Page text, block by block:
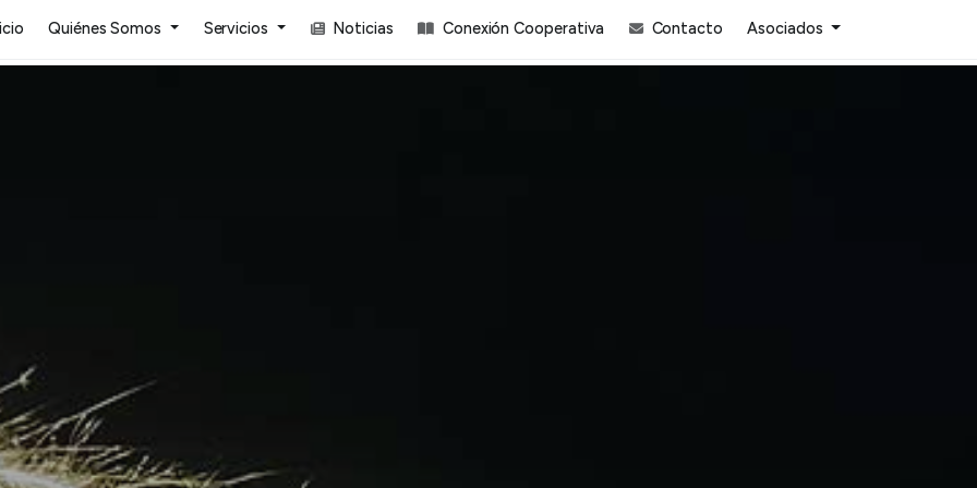
Quiénes Somos Servicios Noticias Conexión Cooperativa Contacto Asociados